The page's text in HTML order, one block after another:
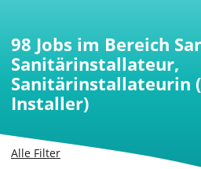
Alle Filter
98 Jobs im Bereich
Sanitärinstallateur,
Sanitärinstallateurin
Installer)